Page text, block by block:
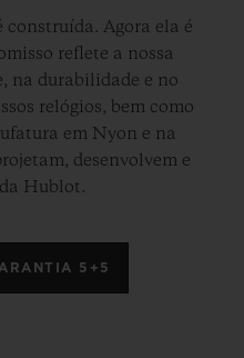
Agora ela é
reflete a nossa
na durabilidade e no
relógios, bem como
em Nyon e na
desenvolvem e
Hublot.
5+5